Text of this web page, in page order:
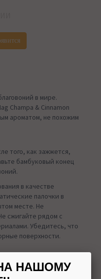
в мире.
Champa & Cinnamon
ароматом, не похожим
того, как зажжется,
бамбуковый конец
в качестве
палочки в
месте. Не
сжигайте рядом с
Убедитесь, что
поверхности.
НАШОМУ